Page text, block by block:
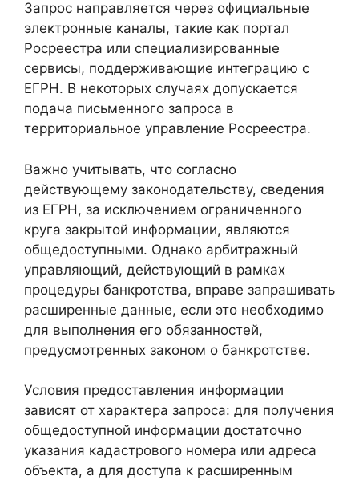
Запрос направляется через официальные
электронные каналы, такие как портал
Росреестра или специализированные
сервисы, поддерживающие интеграцию с
ЕГРН. В некоторых случаях допускается
подача письменного запроса в
территориальное управление Росреестра.
Важно учитывать, что согласно
действующему законодательству, сведения
из ЕГРН, за исключением ограниченного
круга закрытой информации, являются
общедоступными. Однако арбитражный
управляющий, действующий в рамках
процедуры банкротства, вправе запрашивать
расширенные данные, если это необходимо
для выполнения его обязанностей,
предусмотренных законом о банкротстве.
Условия предоставления информации
зависят от характера запроса: для получения
общедоступной информации достаточно
указания кадастрового номера или адреса
объекта, а для доступа к расширенным